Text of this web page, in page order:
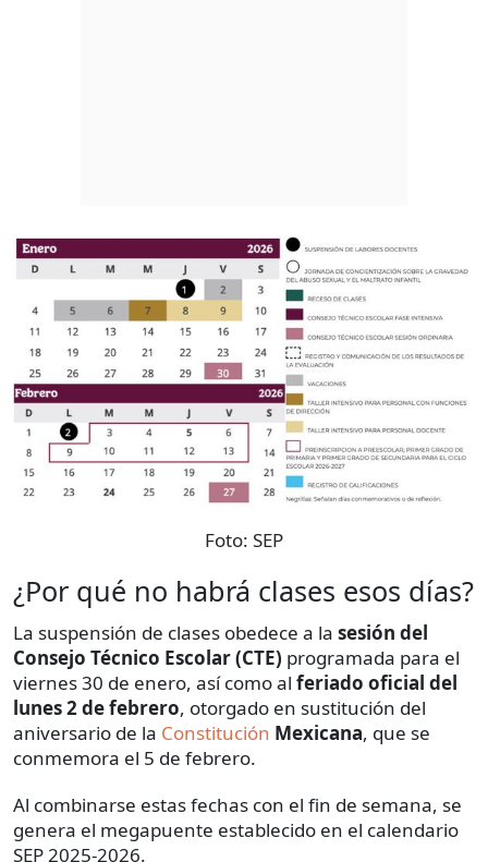
Foto: SEP
¿Por qué no habrá clases esos días?
La suspensión de clases obedece a la sesión del
Consejo Técnico Escolar (CTE) programada para el
viernes 30 de enero, así como al feriado oficial del
lunes 2 de febrero, otorgado en sustitución del
aniversario de la Constitución Mexicana, que se
conmemora el 5 de febrero.
Al combinarse estas fechas con el fin de semana, se
genera el megapuente establecido en el calendario
SEP 2025-2026.